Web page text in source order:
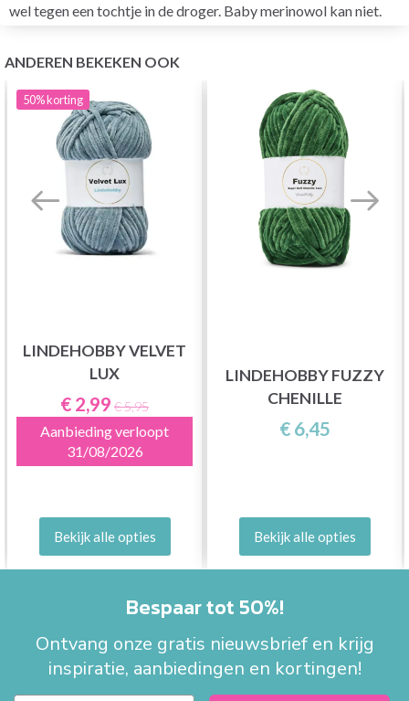
wel tegen een tochtje in de droger. Baby merinowol kan niet.
ANDEREN BEKEKEN OOK
50%korting
LINDEHOBBY VELVET
LUX
€ 2,99 € 5,95
Aanbieding verloopt
31/08/2026
Bekijk alle opties
LINDEHOBBY FUZZY
CHENILLE
€ 6,45
Bekijk alle opties
Bespaar tot 50%!
Ontvang onze gratis nieuwsbrief en krijg
inspiratie, aanbiedingen en kortingen!